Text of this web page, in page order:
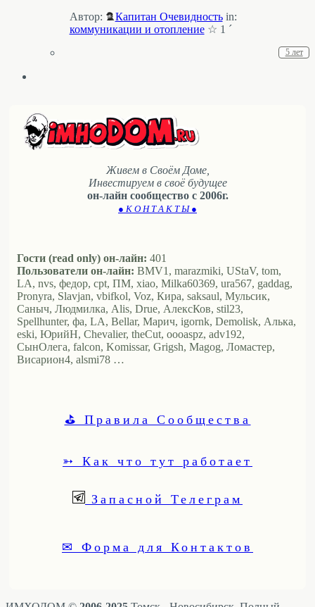
Автор: Капитан Очевидность in:
коммуникации и отопление☆ 1 ´
5 лет
Живем в Своём Доме,
Инвестируем в своё будущее
он-лайн сообщество с 2006г.
● К О Н Т А К Т Ы ●
Гости (read only) он-лайн: 401
Пользователи он-лайн: BMV1, marazmiki, UStaV, tom,
LA, nvs, федор, cpt, ПМ, xiao, Milka60369, ura567, gaddag,
Pronyra, Slavjan, vbifkol, Voz, Кира, saksaul, Мульсик,
Саныч, Людмилка, Alis, Drue, АлексКов, stil23,
Spellhunter, фа, LA, Bellar, Марич, igornk, Demolisk, Алька,
eski, ЮрийН, Chevalier, theCut, oooaspz, adv192,
СынОлега, falcon, Komissar, Grigsh, Magog, Ломастер,
Висариoн4, alsmi78 …
⛳ Правила Сообщества
➳ Как что тут работает
Запасной Телеграм
✉ Форма для Контактов